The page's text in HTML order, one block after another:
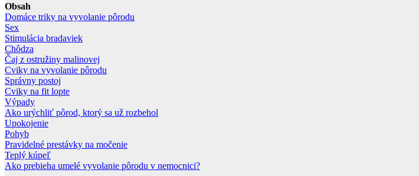
Obsah
Domáce triky na vyvolanie pôrodu
Sex
Stimulácia bradaviek
Chôdza
Čaj z ostružiny malinovej
Cviky na vyvolanie pôrodu
Správny postoj
Cviky na fit lopte
Výpady
Ako urýchliť pôrod, ktorý sa už rozbehol
Upokojenie
Pohyb
Pravidelné prestávky na močenie
Teplý kúpeľ
Ako prebieha umelé vyvolanie pôrodu v nemocnici?